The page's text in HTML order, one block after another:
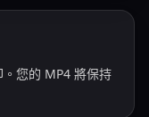
您的 MP4 將保持